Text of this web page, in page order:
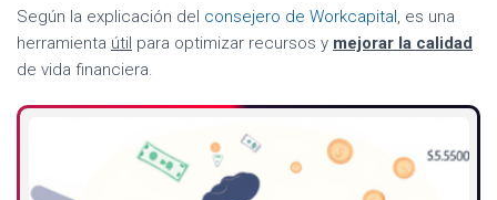
Según la explicación del consejero de Workcapital, es una
herramienta útil para optimizar recursos y mejorar la calidad
de vida financiera.